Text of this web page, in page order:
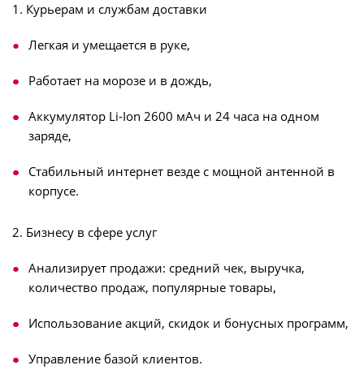
1. Курьерам и службам доставки
Легкая и умещается в руке,
Работает на морозе и в дождь,
Аккумулятор Li-Ion 2600 мАч и 24 часа на одном
заряде,
Стабильный интернет везде с мощной антенной в
корпусе.
2. Бизнесу в сфере услуг
Анализирует продажи: средний чек, выручка,
количество продаж, популярные товары,
Использование акций, скидок и бонусных программ,
Управление базой клиентов.